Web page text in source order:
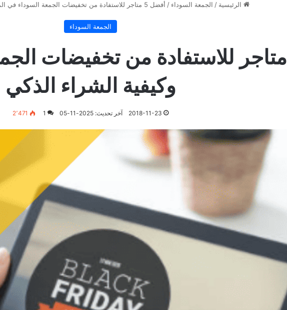
الرئيسية / الجمعة السوداء / أفضل 5 متاجر للاستفادة من تخفيضات الجمعة السوداء في المانيا وكيفية الشراء الذكي
الجمعة السوداء
أفضل 5 متاجر للاستفادة من تخفيضات
وكيفية الشراء الذكي
2018-11-23 آخر تحديث: 2025-11-05 1 2٬471